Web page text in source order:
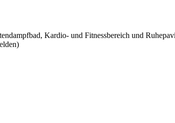
Kardio- und Fitnessbereich und